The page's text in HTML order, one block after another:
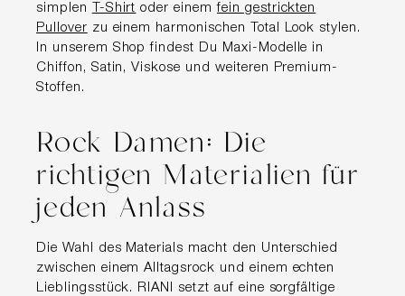
simplen
T-Shirt oder einemfein gestrickten
Pullover zu einem harmonischen Total Look stylen.
In unserem Shop findest Du Maxi-Modelle in
Chiffon, Satin, Viskose und weiteren Premium-
Stoffen.
Rock Damen: Die
richtigen Materialien für
jeden Anlass
Die Wahl des Materials macht den Unterschied
zwischen einem Alltagsrock und einem echten
Lieblingsstück. RIANI setzt auf eine sorgfältige